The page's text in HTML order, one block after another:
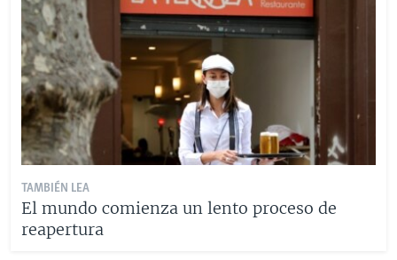
TAMBIÉN LEA
El mundo comienza un lento proceso de
reapertura